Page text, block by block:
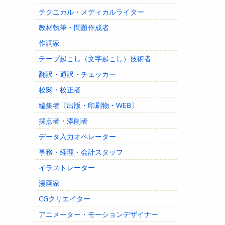
テクニカル・メディカルライター
教材執筆・問題作成者
作詞家
テープ起こし（文字起こし）技術者
翻訳・通訳・チェッカー
校閲・校正者
編集者〔出版・印刷物・WEB〕
採点者・添削者
データ入力オペレーター
事務・経理・会計スタッフ
イラストレーター
漫画家
CGクリエイター
アニメーター・モーションデザイナー